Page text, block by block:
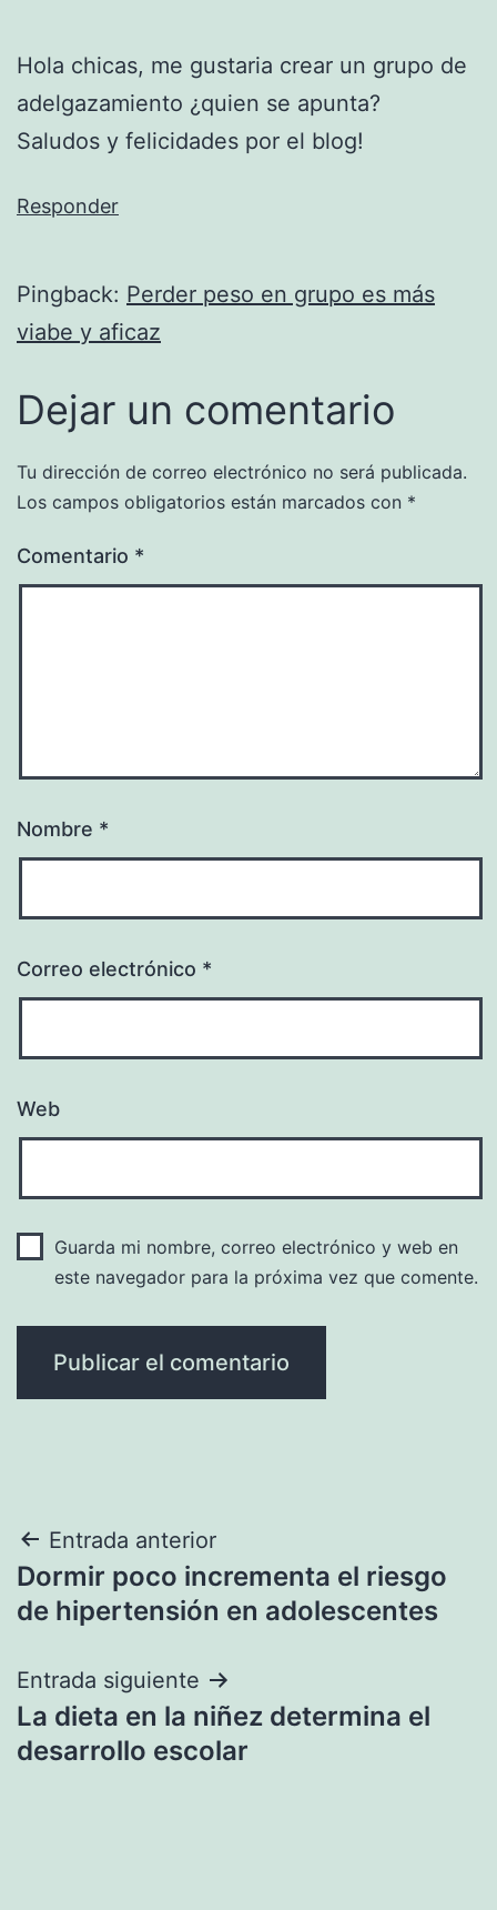
Hola chicas, me gustaria crear un grupo de
adelgazamiento ¿quien se apunta?
Saludos y felicidades por el blog!
Responder
Pingback: Perder peso en grupo es más
viabe y aficaz
Dejar un comentario
Tu dirección de correo electrónico no será publicada.
Los campos obligatorios están marcados con *
Comentario *
Nombre *
Correo electrónico *
Web
Guarda mi nombre, correo electrónico y web en
este navegador para la próxima vez que comente.
Navegación
de
Entrada anterior
Dormir poco incrementa el riesgo
de hipertensión en adolescentes
Entrada siguiente
La dieta en la niñez determina el
desarrollo escolar